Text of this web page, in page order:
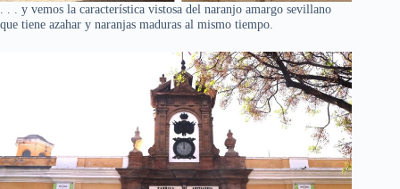
. . . y vemos la característica vistosa del naranjo amargo sevillano
que tiene azahar y naranjas maduras al mismo tiempo.